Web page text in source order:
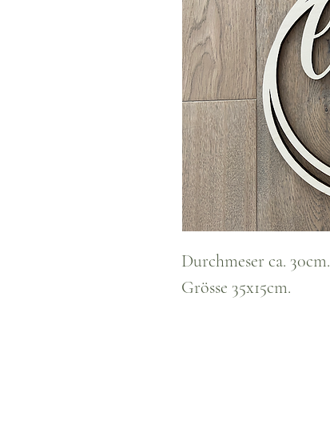
Durchmeser ca. 30cm.
Grösse 35x15cm.